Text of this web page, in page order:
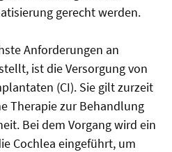
gerecht werden.
Anforderungen an
ist die Versorgung von
(CI). Sie gilt zurzeit
Therapie zur Behandlung
Bei dem Vorgang wird ein
Cochlea eingeführt, um